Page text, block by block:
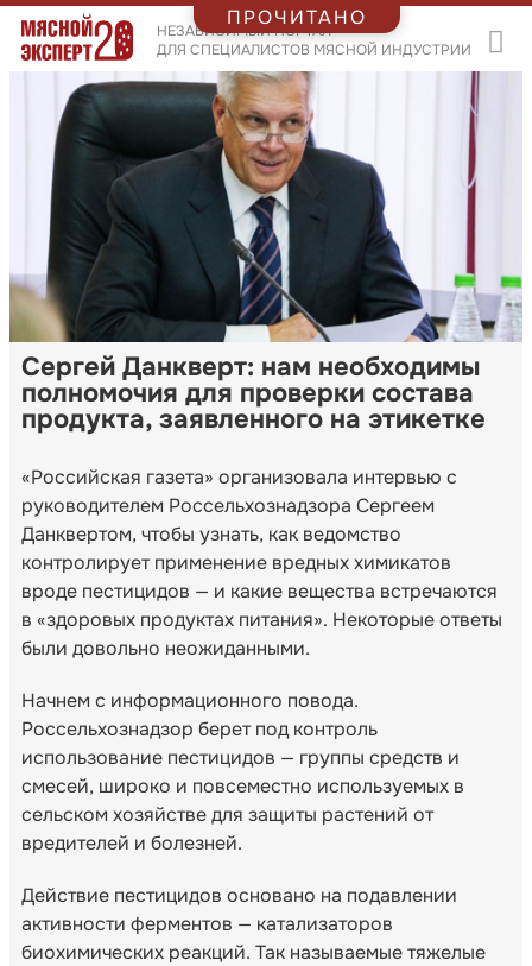
НЕЗАВИСИМЫЙ ПОРТАЛ
ДЛЯ СПЕЦИАЛИСТОВ МЯСНОЙ ИНДУСТРИИ
Сергей Данкверт: нам необходимы
полномочия для проверки состава
продукта, заявленного на этикетке
«Российская газета» организовала интервью с
руководителем Россельхознадзора Сергеем
Данквертом, чтобы узнать, как ведомство
контролирует применение вредных химикатов
вроде пестицидов — и какие вещества встречаются
в «здоровых продуктах питания». Некоторые ответы
были довольно неожиданными.
Начнем с информационного повода.
Россельхознадзор берет под контроль
использование пестицидов — группы средств и
смесей, широко и повсеместно используемых в
сельском хозяйстве для защиты растений от
вредителей и болезней.
Действие пестицидов основано на подавлении
активности ферментов — катализаторов
биохимических реакций. Так называемые тяжелые
ПРОЧИТАНО